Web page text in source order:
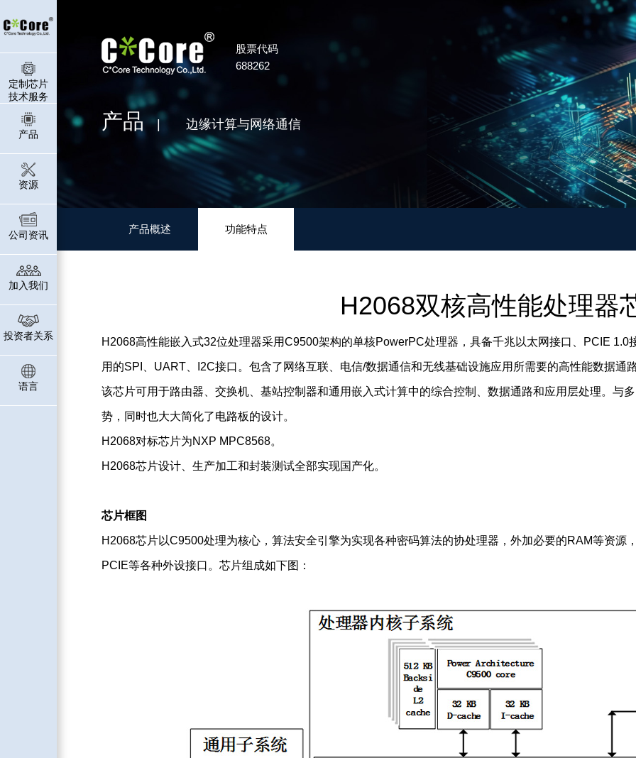
定制芯片
技术服务
产品
资源
公司资讯
加入我们
投资者关系
语言
股票代码
688262
产品 | 边缘计算与网络通信
产品概述 功能特点
H2068双核高性能处理器
H2068高性能嵌入式32位处理器采用C9500架构的单核PowerPC处理器，具备千兆以太网接口、PCIE
用的SPI、UART、I2C接口。包含了网络互联、电信/数据通信和无线基础设施应用所需要的高性能数据通
该芯片可用于路由器、交换机、基站控制器和通用嵌入式计算中的综合控制、数据通路和应用层处理。与
势，同时也大大简化了电路板的设计。
H2068对标芯片为NXP MPC8568。
H2068芯片设计、生产加工和封装测试全部实现国产化。
芯片框图
H2068芯片以C9500处理为核心，算法安全引擎为实现各种密码算法的协处理器，外加必要的RAM等资源
PCIE等各种外设接口。芯片组成如下图：